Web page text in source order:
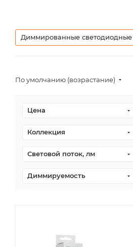
Диммированные
По умолчанию (возрастание)
Цена
Коллекция
Световой поток, лм
Диммируемость